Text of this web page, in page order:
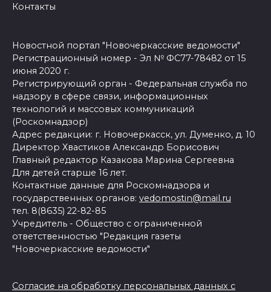
Контакты
Новостной портал "Новочеркасские ведомости"
Регистрационный номер - Эл № ФС77-78482 от 15
июня 2020 г.
Регистрирующий орган - Федеральная служба по
надзору в сфере связи, информационных
технологий и массовых коммуникаций
(Роскомнадзор)
Адрес редакции: г. Новочеркасск, ул. Думенко, д. 10
Директор Хвастиков Александр Борисович
Главный редактор Казакова Марина Сергеевна
Для детей старше 16 лет.
Контактные данные для Роскомнадзора и
государственных органов: vedomostin@mail.ru
тел. 8(8635) 22-82-85
Учредитель - Общество с ограниченной
ответственностью "Редакция газеты
"Новочеркасские ведомости"
Согласие на обработку персональных данных с